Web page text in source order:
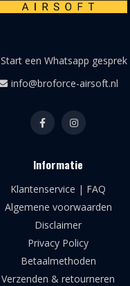
Start een Whatsapp gesprek
info@broforce-airsoft.nl
Informatie
Klantenservice | FAQ
Algemene voorwaarden
Disclaimer
Privacy Policy
Betaalmethoden
Verzenden & retourneren